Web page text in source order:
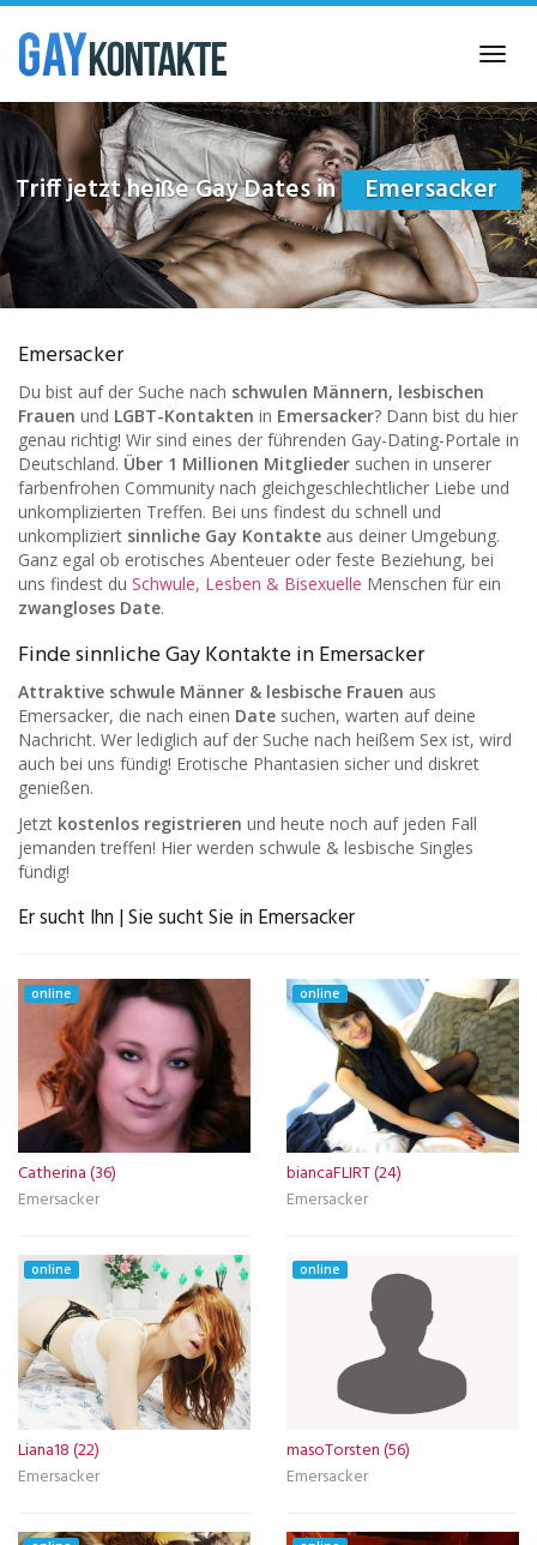
Skip
main
content
Triff jetzt heiße Gay Dates in Emersacker
Emersacker
Du bist auf der Suche nach schwulen Männern, lesbischen
Frauen und LGBT-Kontakten in Emersacker? Dann bist du hier
genau richtig! Wir sind eines der führenden Gay-Dating-Portale in
Deutschland. Über 1 Millionen Mitglieder suchen in unserer
farbenfrohen Community nach gleichgeschlechtlicher Liebe und
unkomplizierten Treffen. Bei uns findest du schnell und
unkompliziert sinnliche Gay Kontakte aus deiner Umgebung.
Ganz egal ob erotisches Abenteuer oder feste Beziehung, bei
uns findest du Schwule, Lesben & Bisexuelle Menschen für ein
zwangloses Date.
Finde sinnliche Gay Kontakte in Emersacker
Attraktive schwule Männer & lesbische Frauen aus
Emersacker, die nach einen Date suchen, warten auf deine
Nachricht. Wer lediglich auf der Suche nach heißem Sex ist, wird
auch bei uns fündig! Erotische Phantasien sicher und diskret
genießen.
Jetzt kostenlos registrieren und heute noch auf jeden Fall
jemanden treffen! Hier werden schwule & lesbische Singles
fündig!
Er sucht Ihn | Sie sucht Sie in Emersacker
online
Catherina (36)
Emersacker
online
biancaFLIRT (24)
Emersacker
online
Liana18 (22)
Emersacker
online
masoTorsten (56)
Emersacker